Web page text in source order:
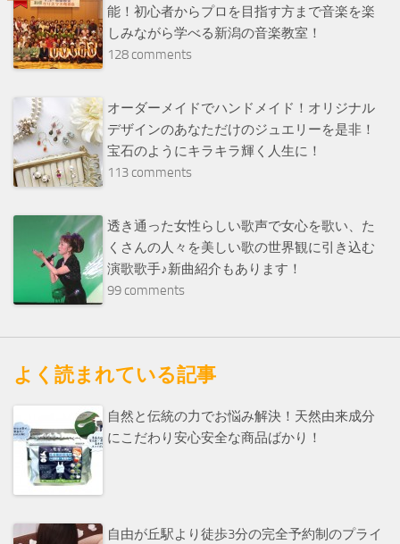
能！初心者からプロを目指す方まで音楽を楽
しみながら学べる新潟の音楽教室！
128 comments
オーダーメイドでハンドメイド！オリジナル
デザインのあなただけのジュエリーを是非！
宝石のようにキラキラ輝く人生に！
113 comments
透き通った女性らしい歌声で女心を歌い、た
くさんの人々を美しい歌の世界観に引き込む
演歌歌手♪新曲紹介もあります！
99 comments
よく読まれている記事
自然と伝統の力でお悩み解決！天然由来成分
にこだわり安心安全な商品ばかり！
自由が丘駅より徒歩3分の完全予約制のプライ